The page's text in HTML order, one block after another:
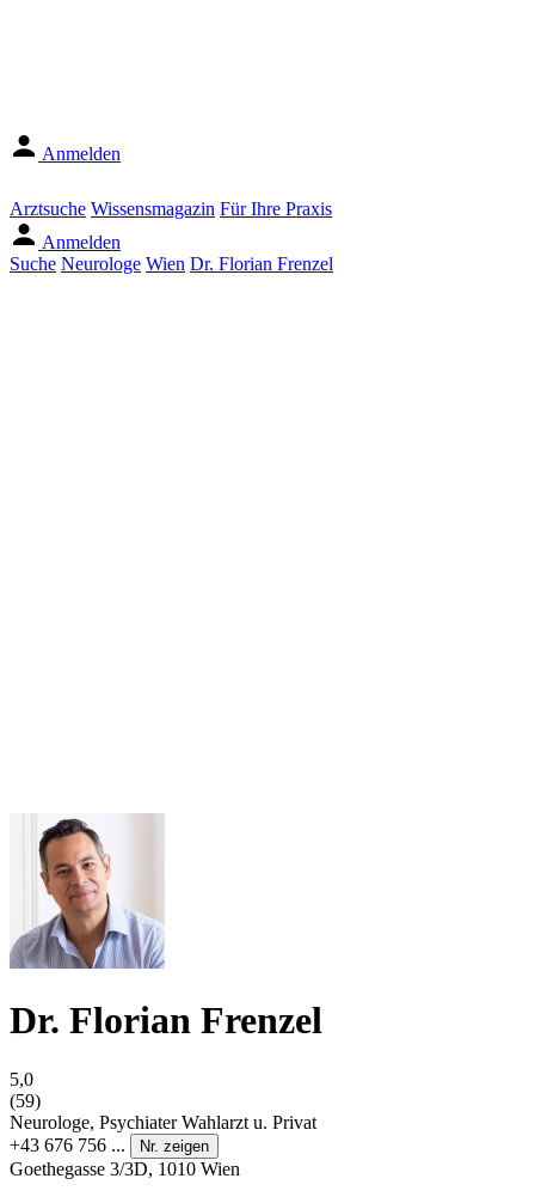
Anmelden
Arztsuche Wissensmagazin Für Ihre Praxis
Anmelden
Suche Neurologe Wien Dr. Florian Frenzel
Dr. Florian Frenzel
5,0
(59)
Neurologe, PsychiaterWahlarzt u. Privat
+43 676 756 ...
Nr. zeigen
Goethegasse 3/3D, 1010 Wien